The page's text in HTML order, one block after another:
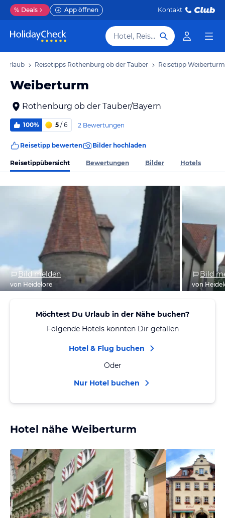
% Deals App öffnen Kontakt
Hotel, Reiseziel
Urlaub Reisetipps Rothenburg ob der Tauber Reisetipp Weiberturm
Weiberturm
Rothenburg ob der Tauber/Bayern
100% 5 / 6 2 Bewertungen
Reisetipp bewerten Bilder hochladen
Reisetippübersicht Bewertungen Bilder Hotels
Bild melden
von Heidelore
Bild
von
Möchtest Du Urlaub in der Nähe buchen?
Folgende Hotels könnten Dir gefallen
Hotel & Flug buchen
Oder
Nur Hotel buchen
Hotel nähe Weiberturm